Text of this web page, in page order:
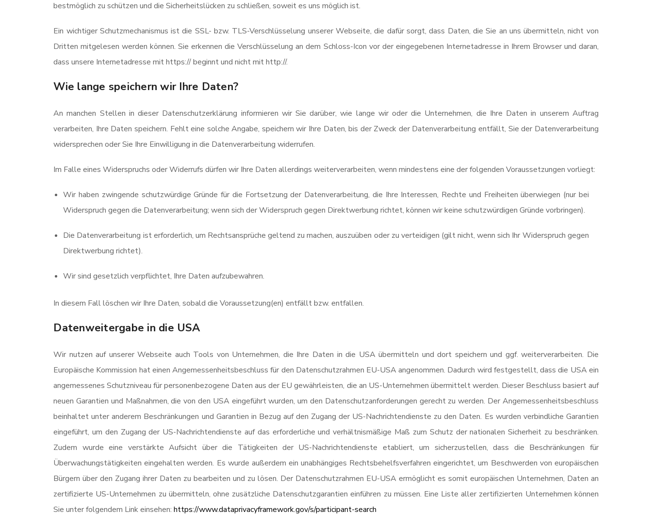
bestmöglich zu schützen und die Sicherheitslücken zu schließen, soweit es uns möglich ist.
Ein wichtiger Schutzmechanismus ist die SSL- bzw. TLS-Verschlüsselung unserer Webseite, die dafür sorgt, dass Daten, die Sie an uns übermitteln, nicht von
Dritten mitgelesen werden können. Sie erkennen die Verschlüsselung an dem Schloss-Icon vor der eingegebenen Internetadresse in Ihrem Browser und daran,
dass unsere Internetadresse mit https:// beginnt und nicht mit http://.
Wie lange speichern wir Ihre Daten?
An manchen Stellen in dieser Datenschutzerklärung informieren wir Sie darüber, wie lange wir oder die Unternehmen, die Ihre Daten in unserem Auftrag
verarbeiten, Ihre Daten speichern. Fehlt eine solche Angabe, speichern wir Ihre Daten, bis der Zweck der Datenverarbeitung entfällt, Sie der Datenverarbeitung
widersprechen oder Sie Ihre Einwilligung in die Datenverarbeitung widerrufen.
Im Falle eines Widerspruchs oder Widerrufs dürfen wir Ihre Daten allerdings weiterverarbeiten, wenn mindestens eine der folgenden Voraussetzungen vorliegt:
Wir haben zwingende schutzwürdige Gründe für die Fortsetzung der Datenverarbeitung, die Ihre Interessen, Rechte und Freiheiten überwiegen (nur bei
Widerspruch gegen die Datenverarbeitung; wenn sich der Widerspruch gegen Direktwerbung richtet, können wir keine schutzwürdigen Gründe vorbringen).
Die Datenverarbeitung ist erforderlich, um Rechtsansprüche geltend zu machen, auszuüben oder zu verteidigen (gilt nicht, wenn sich Ihr Widerspruch gegen
Direktwerbung richtet).
Wir sind gesetzlich verpflichtet, Ihre Daten aufzubewahren.
In diesem Fall löschen wir Ihre Daten, sobald die Voraussetzung(en) entfällt bzw. entfallen.
Datenweitergabe in die USA
Wir nutzen auf unserer Webseite auch Tools von Unternehmen, die Ihre Daten in die USA übermitteln und dort speichern und ggf. weiterverarbeiten. Die
Europäische Kommission hat einen Angemessenheitsbeschluss für den Datenschutzrahmen EU-USA angenommen. Dadurch wird festgestellt, dass die USA ein
angemessenes Schutzniveau für personenbezogene Daten aus der EU gewährleisten, die an US-Unternehmen übermittelt werden. Dieser Beschluss basiert auf
neuen Garantien und Maßnahmen, die von den USA eingeführt wurden, um den Datenschutzanforderungen gerecht zu werden. Der Angemessenheitsbeschluss
beinhaltet unter anderem Beschränkungen und Garantien in Bezug auf den Zugang der US-Nachrichtendienste zu den Daten. Es wurden verbindliche Garantien
eingeführt, um den Zugang der US-Nachrichtendienste auf das erforderliche und verhältnismäßige Maß zum Schutz der nationalen Sicherheit zu beschränken.
Zudem wurde eine verstärkte Aufsicht über die Tätigkeiten der US-Nachrichtendienste etabliert, um sicherzustellen, dass die Beschränkungen für
Überwachungstätigkeiten eingehalten werden. Es wurde außerdem ein unabhängiges Rechtsbehelfsverfahren eingerichtet, um Beschwerden von europäischen
Bürgern über den Zugang ihrer Daten zu bearbeiten und zu lösen. Der Datenschutzrahmen EU-USA ermöglicht es somit europäischen Unternehmen, Daten an
zertifizierte US-Unternehmen zu übermitteln, ohne zusätzliche Datenschutzgarantien einführen zu müssen. Eine Liste aller zertifizierten Unternehmen können
Sie unter folgendem Link einsehen:https://www.dataprivacyframework.gov/s/participant-search